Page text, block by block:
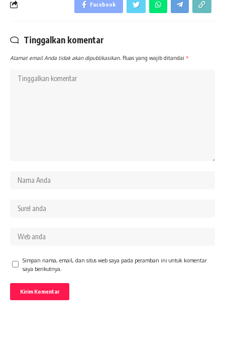
Facebook
Tinggalkan komentar
Alamat email Anda tidak akan dipublikasikan. Ruas yang wajib ditandai *
Simpan nama, email, dan situs web saya pada peramban ini untuk komentar
saya berikutnya.